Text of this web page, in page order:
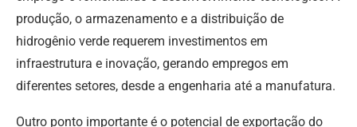
produção, o armazenamento e a distribuição de
hidrogênio verde requerem investimentos em
infraestrutura e inovação, gerando empregos em
diferentes setores, desde a engenharia até a manufatura.
Outro ponto importante é o potencial de exportação do